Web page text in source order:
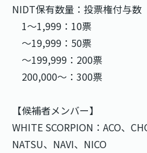
NIDT保有数量：投票権付与数
1〜1,999：10票
〜19,999：50票
〜199,999：200票
200,000〜：300票
【候補者メンバー】
WHITE SCORPION：ACO、
NATSU、NAVI、NICO